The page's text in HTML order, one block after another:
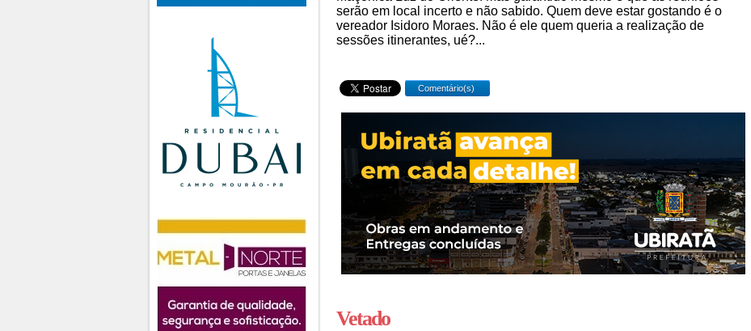
serão em local incerto e não sabido. Quem deve estar gostando é o
vereador Isidoro Moraes. Não é ele quem queria a realização de
sessões itinerantes, ué?...
Comentário(s)
Vetado